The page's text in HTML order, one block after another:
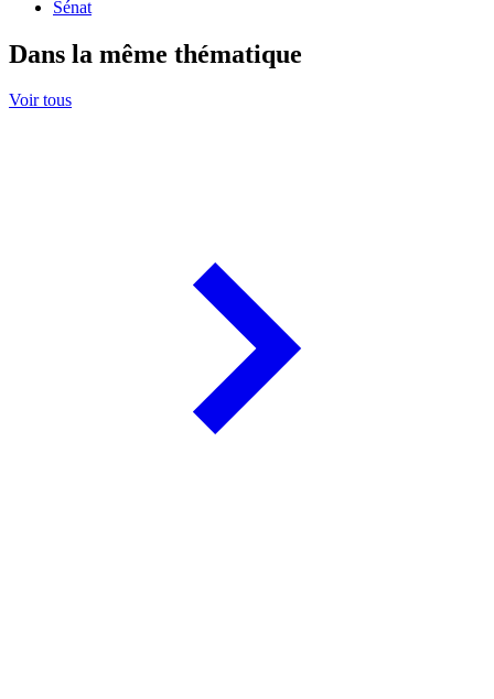
Sénat
Dans la même thématique
Voir tous